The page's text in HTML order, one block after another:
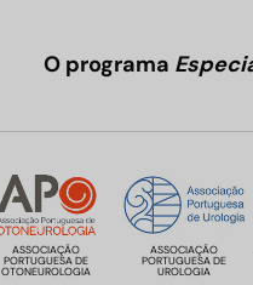
O programa
ASSOCIAÇÃO
PORTUGUESA DE
OTONEUROLOGIA
ASSOCIAÇÃO
PORTUGUESA DE
UROLOGIA